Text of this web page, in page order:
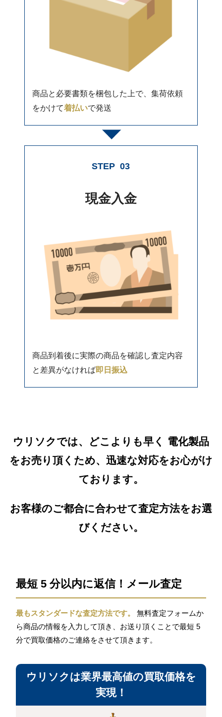
商品と必要書類を梱包した上で、集荷依頼
をかけて着払いで発送
STEP 03
現金入金
商品到着後に実際の商品を確認し査定内容
と差異がなければ即日振込
ウリソクでは、どこよりも早く 電化製品
をお売り頂くため、迅速な対応をお心がけ
ております。
お客様のご都合に合わせて査定方法をお選
びください。
最短 5 分以内に返信！メール査定
最もスタンダードな査定方法です。
無料査定フォームか
ら商品の情報を入力して頂き、お送り頂くことで最短 5
分で買取価格のご連絡をさせて頂きます。
ウリソクは業界最高値の買取価格を
実現！